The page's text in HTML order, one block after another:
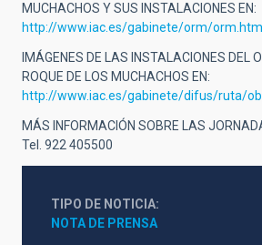
MUCHACHOS Y SUS INSTALACIONES EN:
http://www.iac.es/gabinete/orm/orm.htm
IMÁGENES DE LAS INSTALACIONES DEL
ROQUE DE LOS MUCHACHOS EN:
http://www.iac.es/gabinete/difus/ruta/
MÁS INFORMACIÓN SOBRE LAS
Tel. 922 405500
TIPO DE NOTICIA
NOTA DE PRENSA